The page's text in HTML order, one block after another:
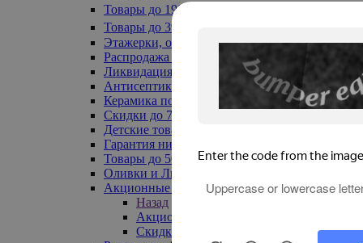
Товары до 199₽
Товары до 399₽
Этажерки, обувницы
Распродажа текстиля до -50%
Ликвидация до -70%
Антисептики
Керамика по 129 руб
Скидки до 70%
Детские товары
Гарантия низкой цены
Товары до 500 руб
Оливки и Лимоны
Акционные товары
Назад
Акционные товары
Скидка 20% по промокоду